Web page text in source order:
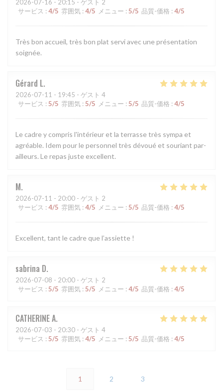
2026-07-16 - 20:15 - ゲスト 2
サービス : 4/5 雰囲気 : 4/5 メニュー : 5/5 品質-価格 : 4/5
Très bon accueil, très bon plat servi avec une présentation
soignée.
Gérard L
2026-07-11 - 19:45 - ゲスト 4
サービス : 5/5 雰囲気 : 5/5 メニュー : 5/5 品質-価格 : 4/5
Le cadre y compris l'intérieur et la terrasse très sympa et
agréable. Idem pour le personnel très dévoué et souriant par-
ailleurs. Le repas juste excellent.
M
2026-07-11 - 20:00 - ゲスト 2
サービス : 4/5 雰囲気 : 4/5 メニュー : 5/5 品質-価格 : 4/5
Excellent, tant le cadre que l’assiette !
sabrina D
2026-07-08 - 20:00 - ゲスト 2
サービス : 5/5 雰囲気 : 5/5 メニュー : 4/5 品質-価格 : 4/5
CATHERINEA
2026-07-03 - 20:30 - ゲスト 4
サービス : 5/5 雰囲気 : 4/5 メニュー : 5/5 品質-価格 : 4/5
1 2 3